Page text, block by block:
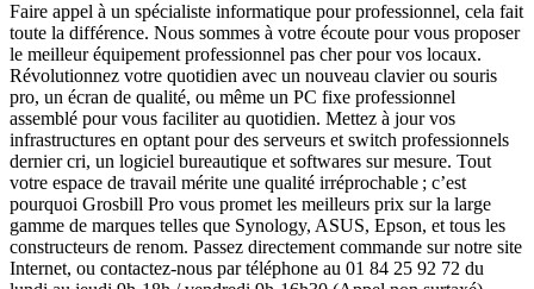
Faire appel à un spécialiste informatique pour professionnel, cela fait
toute la différence. Nous sommes à votre écoute pour vous proposer
le meilleur équipement professionnel pas cher pour vos locaux.
Révolutionnez votre quotidien avec un nouveau clavier ou souris
pro, un écran de qualité, ou même un PC fixe professionnel
assemblé pour vous faciliter au quotidien. Mettez à jour vos
infrastructures en optant pour des serveurs et switch professionnels
dernier cri, un logiciel bureautique et softwares sur mesure. Tout
votre espace de travail mérite une qualité irréprochable ; c’est
pourquoi Grosbill Pro vous promet les meilleurs prix sur la large
gamme de marques telles que Synology, ASUS, Epson, et tous les
constructeurs de renom. Passez directement commande sur notre site
Internet, ou contactez-nous par téléphone au 01 84 25 92 72 du